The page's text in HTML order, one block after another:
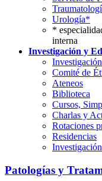
Urología*
*
interna
Investigación y
Comité de
Ateneos
Biblioteca
Cursos,
Charlas y
Rotaciones
Residencias
Patologías y